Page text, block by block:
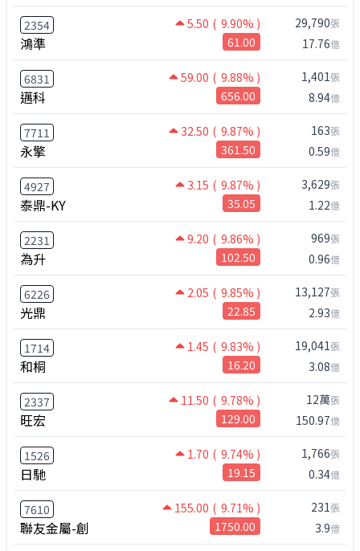
2354 5.50 ( 9.90% )
鴻準 61.00
29,790張
17.76億
6831 59.00 ( 9.88% )
邁科 656.00
1,401張
8.94億
7711 32.50 ( 9.87% )
永擎 361.50
163張
0.59億
4927 3.15 ( 9.87% )
泰鼎-KY 35.05
3,629張
1.22億
2231 9.20 ( 9.86% )
為升 102.50
969張
0.96億
6226 2.05 ( 9.85% )
光鼎 22.85
13,127張
2.93億
1714 1.45 ( 9.83% )
和桐 16.20
19,041張
3.08億
2337 11.50 ( 9.78% )
旺宏 129.00
12萬張
150.97億
1526 1.70 ( 9.74% )
日馳 19.15
1,766張
0.34億
7610 155.00 ( 9.71% )
聯友金屬-創 1750.00
231張
3.9億